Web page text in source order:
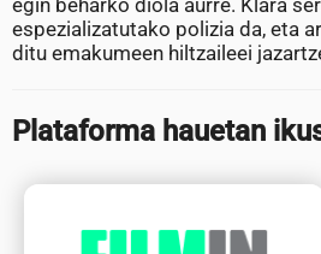
egin beharko diola aurre. Klara
espezializatutako polizia da, eta
ditu emakumeen hiltzaileei
Plataforma hauetan